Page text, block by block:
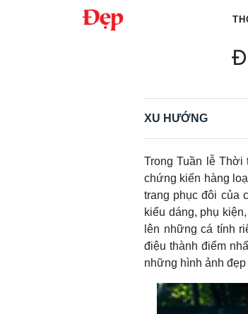
XU HƯỚNG
Trong Tuần lễ
chứng kiến hàng
trang phục đôi của
kiểu dáng, phụ
lên những cá tính
điệu thành điểm
những hình ảnh